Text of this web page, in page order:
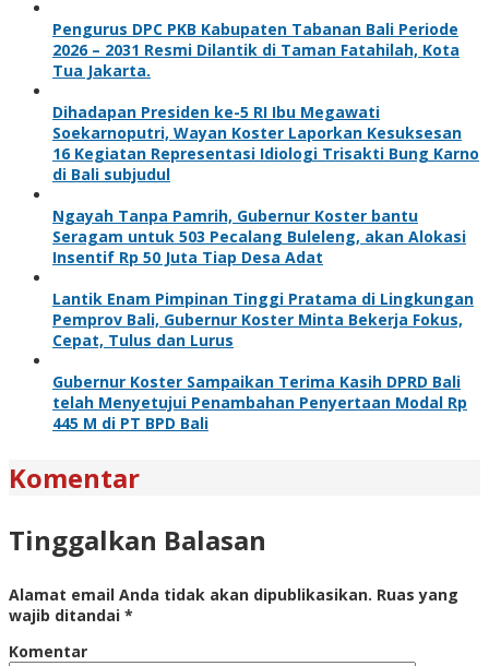
Pengurus DPC PKB Kabupaten Tabanan Bali Periode
2026 – 2031 Resmi Dilantik di Taman Fatahilah, Kota
Tua Jakarta.
Dihadapan Presiden ke-5 RI Ibu Megawati
Soekarnoputri, Wayan Koster Laporkan Kesuksesan
16 Kegiatan Representasi Idiologi Trisakti Bung Karno
di Bali subjudul
Ngayah Tanpa Pamrih, Gubernur Koster bantu
Seragam untuk 503 Pecalang Buleleng, akan Alokasi
Insentif Rp 50 Juta Tiap Desa Adat
Lantik Enam Pimpinan Tinggi Pratama di Lingkungan
Pemprov Bali, Gubernur Koster Minta Bekerja Fokus,
Cepat, Tulus dan Lurus
Gubernur Koster Sampaikan Terima Kasih DPRD Bali
telah Menyetujui Penambahan Penyertaan Modal Rp
445 M di PT BPD Bali
Komentar
Tinggalkan Balasan
Alamat email Anda tidak akan dipublikasikan. Ruas yang
wajib ditandai *
Komentar